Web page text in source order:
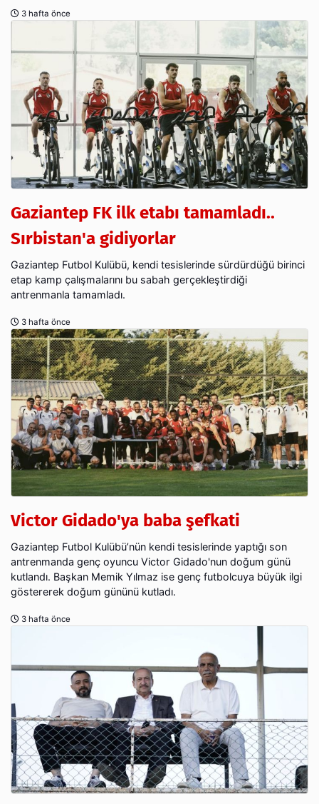
3 hafta önce
Gaziantep FK ilk etabı tamamladı..
Sırbistan'a gidiyorlar
Gaziantep Futbol Kulübü, kendi tesislerinde sürdürdüğü birinci
etap kamp çalışmalarını bu sabah gerçekleştirdiği
antrenmanla tamamladı.
3 hafta önce
Victor Gidado'ya baba şefkati
Gaziantep Futbol Kulübü’nün kendi tesislerinde yaptığı son
antrenmanda genç oyuncu Victor Gidado'nun doğum günü
kutlandı. Başkan Memik Yılmaz ise genç futbolcuya büyük ilgi
göstererek doğum gününü kutladı.
3 hafta önce